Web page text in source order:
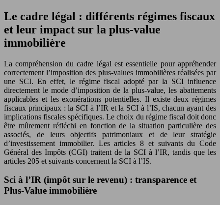
Le cadre légal : différents régimes fiscaux
et leur impact sur la plus-value
immobilière
La compréhension du cadre légal est essentielle pour appréhender
correctement l’imposition des plus-values immobilières réalisées par
une SCI. En effet, le régime fiscal adopté par la SCI influence
directement le mode d’imposition de la plus-value, les abattements
applicables et les exonérations potentielles. Il existe deux régimes
fiscaux principaux : la SCI à l’IR et la SCI à l’IS, chacun ayant des
implications fiscales spécifiques. Le choix du régime fiscal doit donc
être mûrement réfléchi en fonction de la situation particulière des
associés, de leurs objectifs patrimoniaux et de leur stratégie
d’investissement immobilier. Les articles 8 et suivants du Code
Général des Impôts (CGI) traitent de la SCI à l’IR, tandis que les
articles 205 et suivants concernent la SCI à l’IS.
Sci à l’IR (impôt sur le revenu) : transparence et
Plus-Value immobilière